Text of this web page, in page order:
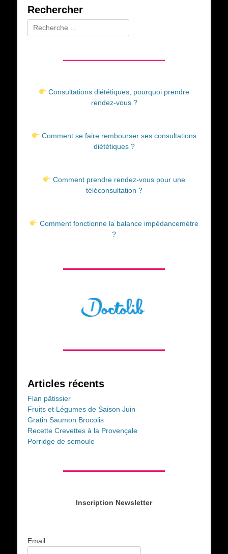
Rechercher
Rechercher :
Consultations diététiques, pourquoi prendre
rendez-vous ?
Comment se faire rembourser ses consultations
diététiques ?
Comment prendre rendez-vous pour une
téléconsultation ?
Comment fonctionne la balance impédancemètre
?
Articles récents
Flan pâtissier
Fruits et Légumes de Saison Juin
Gratin Saumon Brocolis
Recette Crevettes à la Provençale
Porridge de semoule
Inscription Newsletter
Email